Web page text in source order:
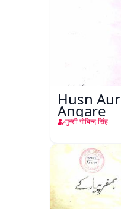
Husn Aur
Angare
मुन्शी गोबिन्द सिंह